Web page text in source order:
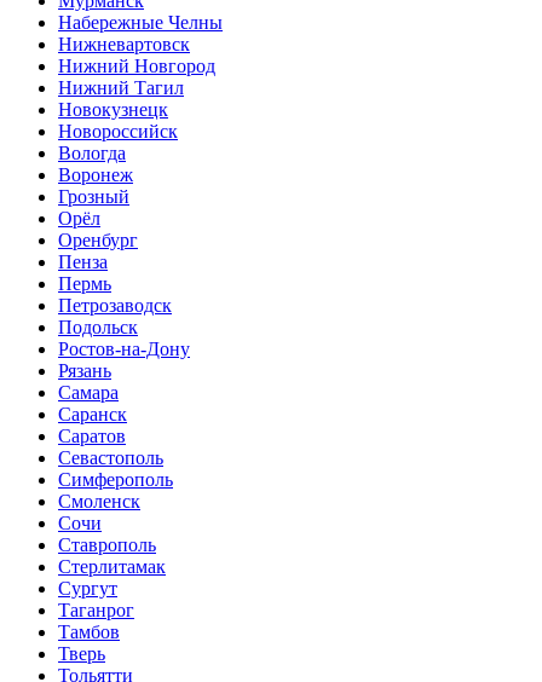
Набережные Челны
Нижневартовск
Нижний Новгород
Нижний Тагил
Новокузнецк
Новороссийск
Вологда
Воронеж
Грозный
Орёл
Оренбург
Пенза
Пермь
Петрозаводск
Подольск
Ростов-на-Дону
Рязань
Самара
Саранск
Саратов
Севастополь
Симферополь
Смоленск
Сочи
Ставрополь
Стерлитамак
Сургут
Таганрог
Тамбов
Тверь
Тольятти